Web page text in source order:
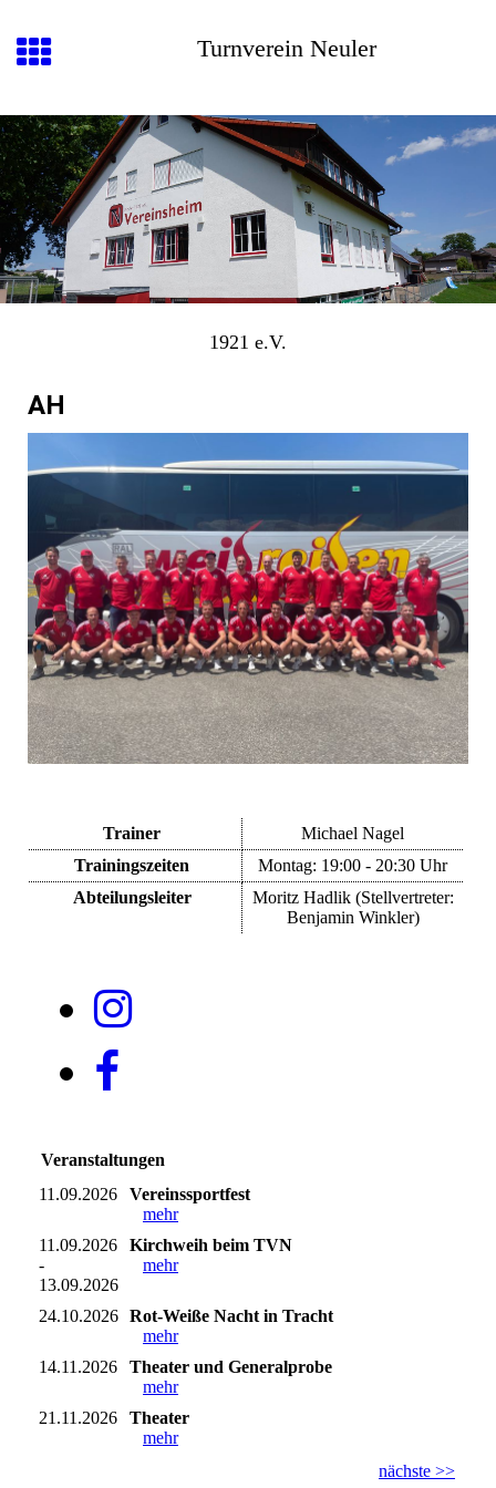
Turnverein Neuler
1921 e.V.
AH
Trainer
Michael Nagel
Trainingszeiten
Montag: 19:00 - 20:30 Uhr
Abteilungsleiter
Moritz Hadlik (Stellvertreter:
Benjamin Winkler)
Veranstaltungen
11.09.2026
Vereinssportfest
mehr
11.09.2026
-
13.09.2026
Kirchweih beim TVN
mehr
24.10.2026 Rot-Weiße Nacht in Tracht
mehr
14.11.2026
Theater und Generalprobe
mehr
21.11.2026
Theater
mehr
nächste >>